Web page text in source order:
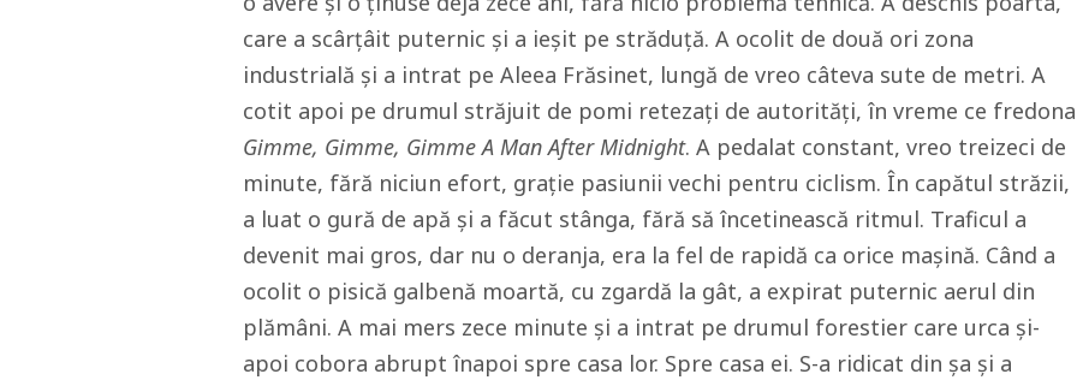
care a scârțâit puternic și a ieșit pe străduță. A ocolit de două ori zona
industrială și a intrat pe Aleea Frăsinet, lungă de vreo câteva sute de metri. A
cotit apoi pe drumul străjuit de pomi retezați de autorități, în vreme ce fredona
Gimme, Gimme, Gimme A Man After Midnight. A pedalat constant, vreo treizeci de
minute, fără niciun efort, grație pasiunii vechi pentru ciclism. În capătul străzii,
a luat o gură de apă și a făcut stânga, fără să încetinească ritmul. Traficul a
devenit mai gros, dar nu o deranja, era la fel de rapidă ca orice mașină. Când a
ocolit o pisică galbenă moartă, cu zgardă la gât, a expirat puternic aerul din
plămâni. A mai mers zece minute și a intrat pe drumul forestier care urca și-
apoi cobora abrupt înapoi spre casa lor. Spre casa ei. S-a ridicat din șa și a